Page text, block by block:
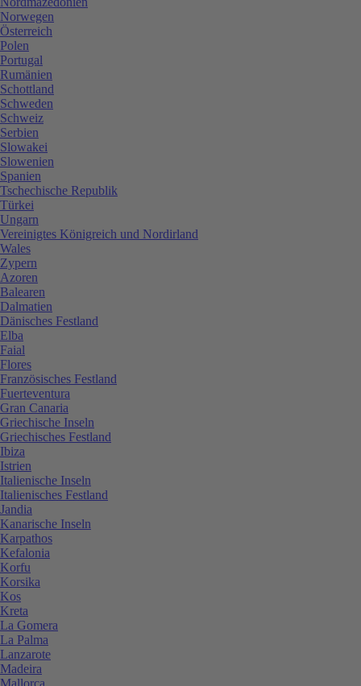
Norwegen
Österreich
Polen
Portugal
Rumänien
Schottland
Schweden
Schweiz
Serbien
Slowakei
Slowenien
Spanien
Tschechische Republik
Türkei
Ungarn
Vereinigtes Königreich und Nordirland
Wales
Zypern
Azoren
Balearen
Dalmatien
Dänisches Festland
Elba
Faial
Flores
Französisches Festland
Fuerteventura
Gran Canaria
Griechische Inseln
Griechisches Festland
Ibiza
Istrien
Italienische Inseln
Italienisches Festland
Jandia
Kanarische Inseln
Karpathos
Kefalonia
Korfu
Korsika
Kos
Kreta
La Gomera
La Palma
Lanzarote
Madeira
Mallorca